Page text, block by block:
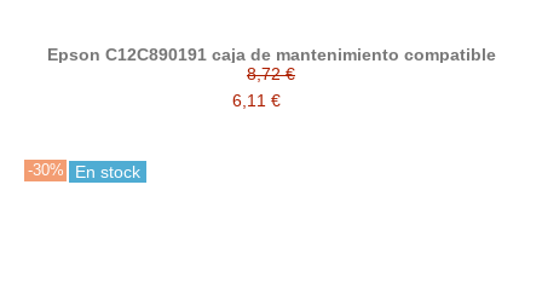
Epson C12C890191 caja de mantenimiento compatible
8,72 €
6,11 €
-30% En stock